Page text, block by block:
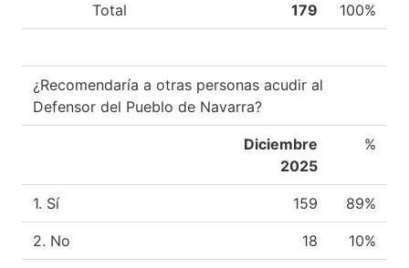
Total 179 100%
¿Recomendaría a otras personas acudir al
Defensor del Pueblo de Navarra?
Diciembre
2025
%
1. Sí 159 89%
2. No 18 10%